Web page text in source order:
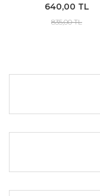
640,00 TL
835,00 TL